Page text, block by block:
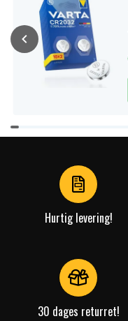
Item
1
Hurtig levering!
30 dages returret!